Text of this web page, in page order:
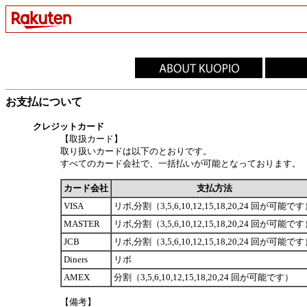
お支払について
クレジットカード
【取扱カード】
取り扱いカードは以下のとおりです。
すべてのカード会社で、一括払いが可能となっております。
カード会社
支払方法
VISA
リボ,分割（3,5,6,10,12,15,18,20,24 回が可能です
MASTER
リボ,分割（3,5,6,10,12,15,18,20,24 回が可能です
JCB
リボ,分割（3,5,6,10,12,15,18,20,24 回が可能です
Diners
リボ
AMEX
分割（3,5,6,10,12,15,18,20,24 回が可能です）
【備考】